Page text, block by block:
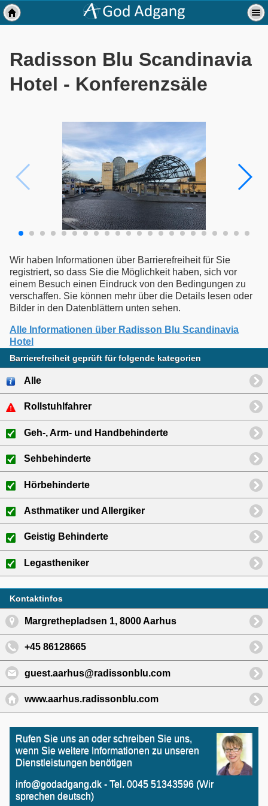
Radisson Blu Scandinavia
Hotel - Konferenzsäle
Wir haben Informationen über Barrierefreiheit für Sie
registriert, so dass Sie die Möglichkeit haben, sich vor
einem Besuch einen Eindruck von den Bedingungen zu
verschaffen. Sie können mehr über die Details lesen oder
Bilder in den Datenblättern unten sehen.
Alle Informationen über Radisson Blu Scandinavia
Hotel
Barrierefreiheit geprüft für folgende kategorien
Alle
Rollstuhlfahrer
Geh-, Arm- und Handbehinderte
Sehbehinderte
Hörbehinderte
Asthmatiker und Allergiker
Geistig Behinderte
Legastheniker
Kontaktinfos
Margrethepladsen 1, 8000 Aarhus
+45 86128665
guest.aarhus@radissonblu.com
www.aarhus.radissonblu.com
Rufen Sie uns an oder schreiben Sie uns,
wenn Sie weitere Informationen zu unseren
Dienstleistungen benötigen
info@godadgang.dk - Tel. 0045 51343596 (Wir
sprechen deutsch)